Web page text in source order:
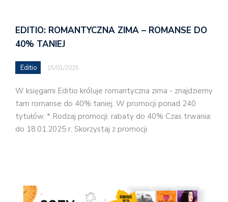
EDITIO: ROMANTYCZNA ZIMA – ROMANSE DO
40% TANIEJ
Editio 15/01/2025
W księgarni Editio króluje romantyczna zima - znajdziemy
tam romanse do 40% taniej. W promocji ponad 240
tytułów. * Rodzaj promocji: rabaty do 40% Czas trwania:
do 18.01.2025 r. Skorzystaj z promocji